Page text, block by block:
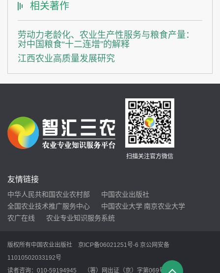
相关著作
劳动力老龄化、农业生产性服务与粮食产量：
对中国粮食“十二连增”的解释
江西农业高质量发展研究
扫描关注官方微信
友情链接
中华人民共和国农业农村部
中国农业出版社
全国农业技术推广服务中心
中国农业大学 南京农业大学
农广在线
农业专业知识服务系统
版权所有中国农业出版社 京ICP备06021251号-6 京公网安备
11010502033192号
读者咨询：010-59194945 （署）网出证（京）字第069号